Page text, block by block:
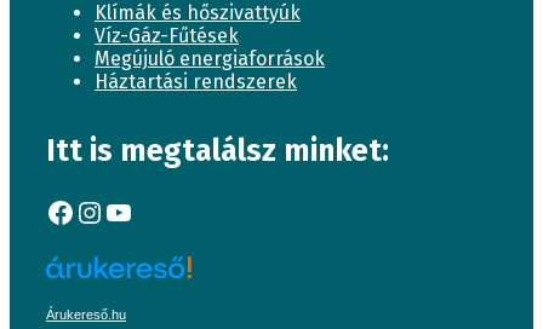
Klímák és hőszivattyúk
Víz-Gáz-Fűtések
Megújuló energiaforrások
Háztartási rendszerek
Itt is megtalálsz minket:
Facebook
Instagram
YouTube
Árukereső.hu